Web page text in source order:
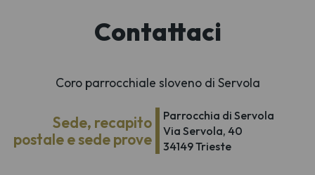
Contattaci
Coro parrocchiale sloveno di Servola
Sede, recapito
postale e sede prove
Parrocchia di Servola
Via Servola, 40
34149 Trieste